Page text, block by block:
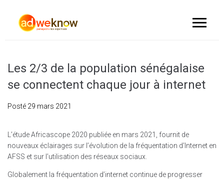
Les 2/3 de la population sénégalaise
se connectent chaque jour à internet
Posté 29 mars 2021
L’étude Africascope 2020 publiée en mars 2021, fournit de
nouveaux éclairages sur l’évolution de la fréquentation d’Internet en
AFSS et sur l’utilisation des réseaux sociaux.
Globalement la fréquentation d’internet continue de progresser